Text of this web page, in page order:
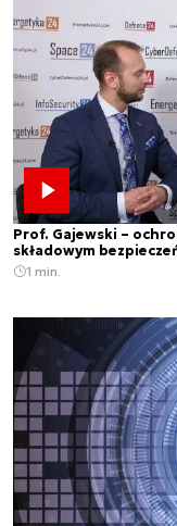
Prof. Gajewski –
składowym
1 min.